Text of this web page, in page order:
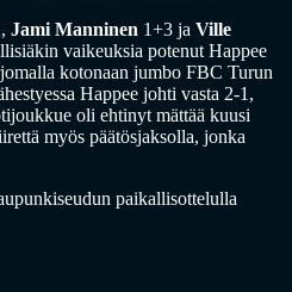
Jami Manninen 1+3 ja Ville
vaikeuksia potenut Happee
kotonaan jumbo FBC Turun
Happee johti vasta 2-1,
oli ehtinyt mättää kuusi
myös päätösjaksolla, jonka
paikallisottelulla